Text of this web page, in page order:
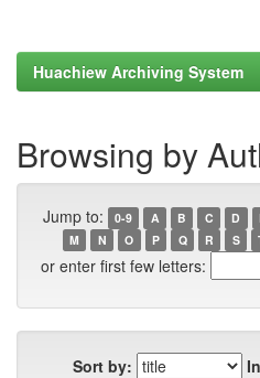
Huachiew Archiving System
Browsing by
Jump to: 0-9 A B C D
M
N O P Q R S
or enter first few letters:
Sort by: